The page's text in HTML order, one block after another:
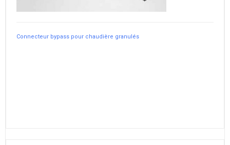
Connecteur bypass pour chaudière granulés